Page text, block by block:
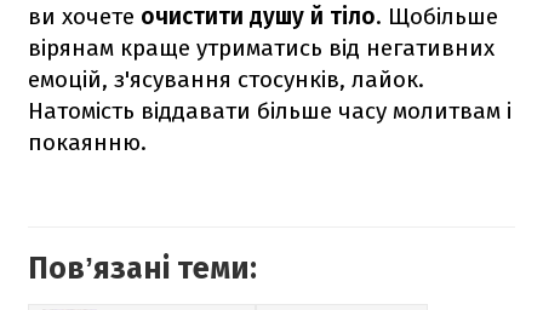
ви хочете очистити душу й тіло. Щобільше
вірянам краще утриматись від негативних
емоцій, з'ясування стосунків, лайок.
Натомість віддавати більше часу молитвам і
покаянню.
Повʼязані теми: